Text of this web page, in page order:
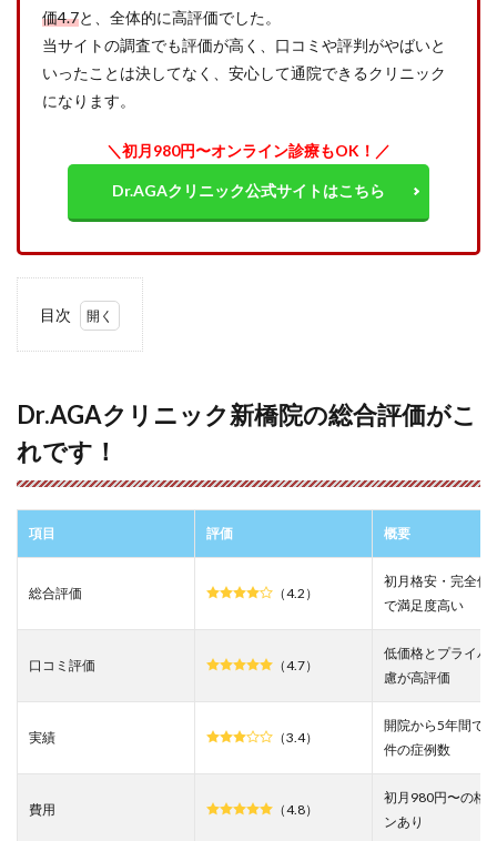
価4.7と、全体的に高評価でした。
当サイトの調査でも評価が高く、口コミや評判がやばいと
いったことは決してなく、安心して通院できるクリニック
になります。
＼初月980円〜オンライン診療もOK！／
Dr.AGAクリニック公式サイトはこちら
目次
ック新
橋院の
総合評
価がこ
れで
2
Dr.AGA
ック新
コミを
た結果
3
ック新
橋院の
Dr.AGAクリニック新橋院の総合評価がこ
れです！
項目 評価 概要
総合評価 （4.2）
初月格安・完全個
で満足度高い
口コミ評価 （4.7）
低価格とプライバ
慮が高評価
実績 （3.4）
開院から5年間で
件の症例数
費用 （4.8）
初月980円〜の格
ンあり